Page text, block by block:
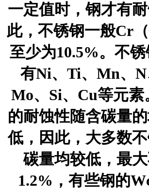
一定值时，钢才有
此，不锈钢一般Cr
至少为10.5%。不
有Ni、Ti、Mn、N
Mo、Si、Cu等元素
的耐蚀性随含碳量
低，因此，大多数
碳量均较低，最
1.2%，有些钢的